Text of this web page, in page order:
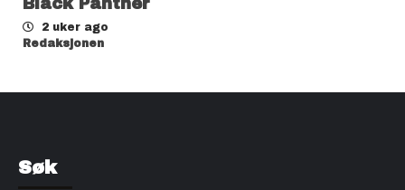
2 uker ago
Redaksjonen
Søk